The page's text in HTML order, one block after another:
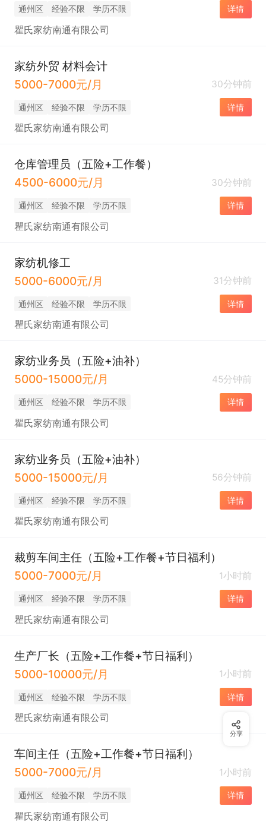
通州区 经验不限 学历不限 详情
瞿氏家纺南通有限公司
家纺外贸 材料会计
5000-7000元/月
30分钟前
通州区 经验不限 学历不限 详情
瞿氏家纺南通有限公司
仓库管理员（五险+工作餐）
4500-6000元/月
30分钟前
通州区 经验不限 学历不限 详情
瞿氏家纺南通有限公司
家纺机修工
5000-6000元/月
31分钟前
通州区 经验不限 学历不限 详情
瞿氏家纺南通有限公司
家纺业务员（五险+油补）
5000-15000元/月
45分钟前
通州区 经验不限 学历不限 详情
瞿氏家纺南通有限公司
家纺业务员（五险+油补）
5000-15000元/月
56分钟前
通州区 经验不限 学历不限 详情
瞿氏家纺南通有限公司
裁剪车间主任（五险+工作餐+节日福利）
5000-7000元/月
1小时前
通州区 经验不限 学历不限 详情
瞿氏家纺南通有限公司
生产厂长（五险+工作餐+节日福利）
5000-10000元/月
1小时前
通州区 经验不限 学历不限 详情
瞿氏家纺南通有限公司
车间主任（五险+工作餐+节日福利）
5000-7000元/月
1小时前
通州区 经验不限 学历不限 详情
瞿氏家纺南通有限公司
分享